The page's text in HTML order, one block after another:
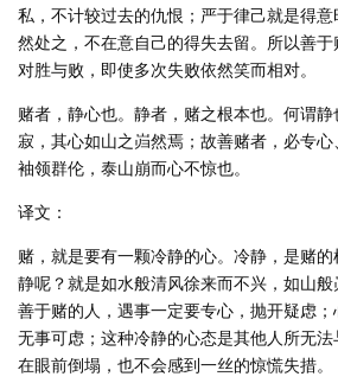
私，不计较过去的仇恨；严于律己就是得
然处之，不在意自己的得失去留。所以善
对胜与败，即使多次失败依然笑而相对。
赌者，静心也。静者，赌之根本也。何谓
寂，其心如山之岿然焉；故善赌者，必专心
袖领群伦，泰山崩而心不惊也。
译文：
赌，就是要有一颗冷静的心。冷静，是赌
静呢？就是如水般清风徐来而不兴，如山
善于赌的人，遇事一定要专心，抛开疑虑；
无事可虑；这种冷静的心态是其他人所无
在眼前倒塌，也不会感到一丝的惊慌失措。